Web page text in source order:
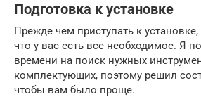
Подготовка к установке
Прежде чем приступать к
что у вас есть все необходимое. Я
времени на поиск нужных
комплектующих, поэтому решил
чтобы вам было проще.